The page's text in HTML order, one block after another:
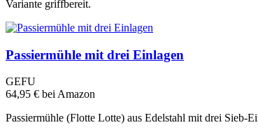
Variante griffbereit.
Passiermühle mit drei Einlagen
GEFU
64,95 € bei Amazon
Passiermühle (Flotte Lotte) aus Edelstahl mit drei Sieb-